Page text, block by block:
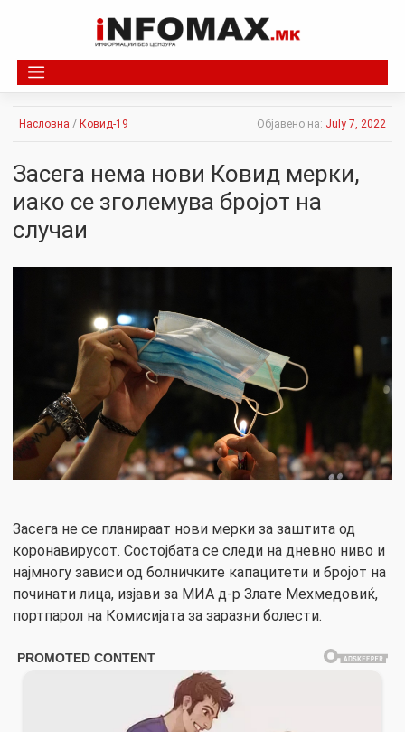
Насловна / Ковид-19 Објавено на: July 7, 2022
Засега нема нови Ковид мерки,
иако се зголемува бројот на
случаи
Засега не се планираат нови мерки за заштита од
коронавирусот. Состојбата се следи на дневно ниво и
најмногу зависи од болничките капацитети и бројот на
починати лица, изјави за МИА д-р Злате Мехмедовиќ,
портпарол на Комисијата за заразни болести.